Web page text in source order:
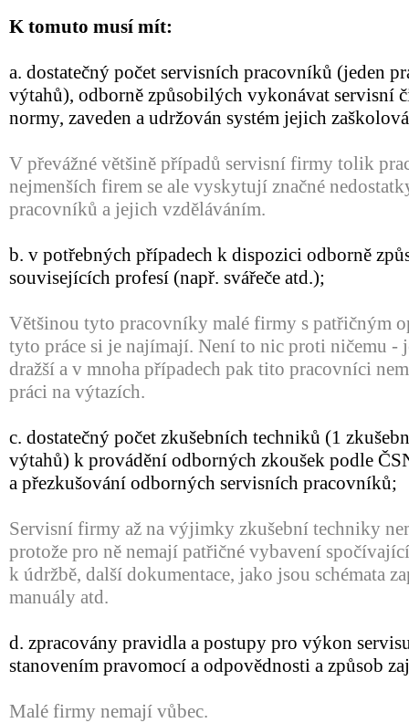
K tomuto musí mít:
a. dostatečný počet servisních pracovníků (jeden
výtahů), odborně způsobilých vykonávat servisní
normy, zaveden a udržován systém jejich
V převážné většině případů servisní firmy tolik
nejmenších firem se ale vyskytují značné
pracovníků a jejich vzděláváním.
b. v potřebných případech k dispozici odborně
souvisejících profesí (např. svářeče atd.);
Většinou tyto pracovníky malé firmy s patřičným
tyto práce si je najímají. Není to nic proti ničemu -
dražší a v mnoha případech pak tito pracovníci
práci na výtazích.
c. dostatečný počet zkušebních techniků (1
výtahů) k provádění odborných zkoušek podle
a přezkušování odborných servisních pracovníků;
Servisní firmy až na výjimky zkušební techniky
protože pro ně nemají patřičné vybavení
k údržbě, další dokumentace, jako jsou schémata
manuály atd.
d. zpracovány pravidla a postupy pro výkon
stanovením pravomocí a odpovědnosti a způsob
Malé firmy nemají vůbec.